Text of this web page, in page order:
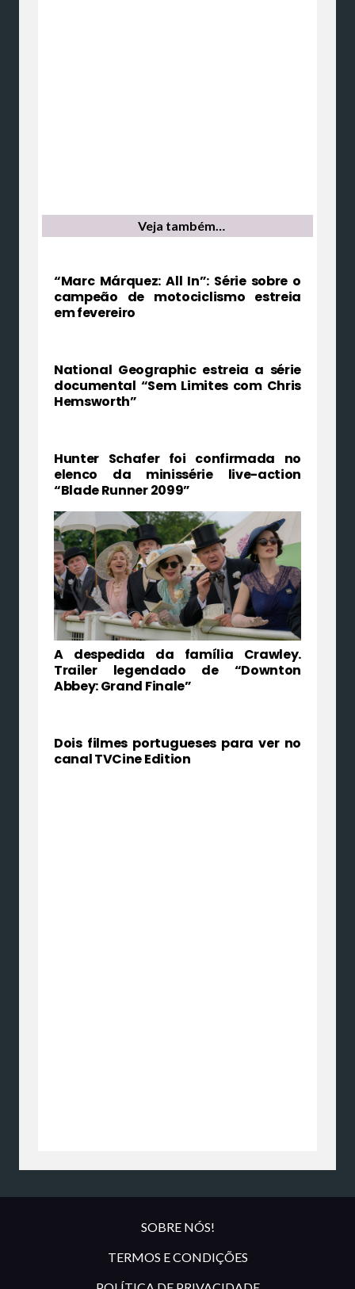
Veja também…
“Marc Márquez: All In”: Série sobre o
campeão de motociclismo estreia
em fevereiro
National Geographic estreia a série
documental “Sem Limites com Chris
Hemsworth”
Hunter Schafer foi confirmada no
elenco da minissérie live-action
“Blade Runner 2099”
A despedida da família Crawley.
Trailer legendado de “Downton
Abbey: Grand Finale”
Dois filmes portugueses para ver no
canal TVCine Edition
SOBRE NÓS!
TERMOS E CONDIÇÕES